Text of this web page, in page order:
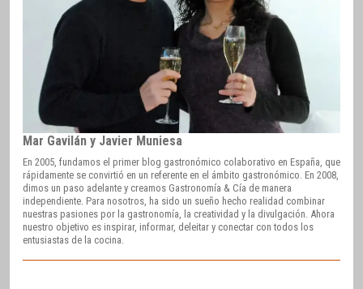
Mar Gavilán y Javier Muniesa
En 2005, fundamos el primer blog gastronómico colaborativo en España, que
rápidamente se convirtió en un referente en el ámbito gastronómico. En 2008,
dimos un paso adelante y creamos Gastronomía & Cía de manera
independiente. Para nosotros, ha sido un sueño hecho realidad combinar
nuestras pasiones por la gastronomía, la creatividad y la divulgación. Ahora
nuestro objetivo es inspirar, informar, deleitar y conectar con todos los
entusiastas de la cocina.